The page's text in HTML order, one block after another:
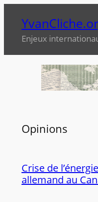
contenuEnjeux
Opinions
Crise de
allemand au